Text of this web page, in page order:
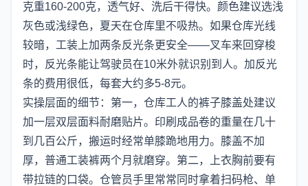
克重160-200克，透气好、洗后干得快。颜色建议选浅
灰色或浅绿色，夏天在仓库里不吸热。如果仓库光线
较暗，工装上加两条反光条更安全——叉车来回穿梭
时，反光条能让驾驶员在10米外就识别到人。加反光
条的费用很低，每套大约多5-8元。
实操层面的细节：第一，仓库工人的裤子膝盖处建议
加一层双层面料耐磨贴片。印刷成品卷的重量在几十
到几百公斤，搬运时经常单膝跪地用力。膝盖不加
厚，普通工装裤两个月就磨穿。第二，上衣胸前要有
带拉链的口袋。仓管员手里常常同时拿着扫码枪、单